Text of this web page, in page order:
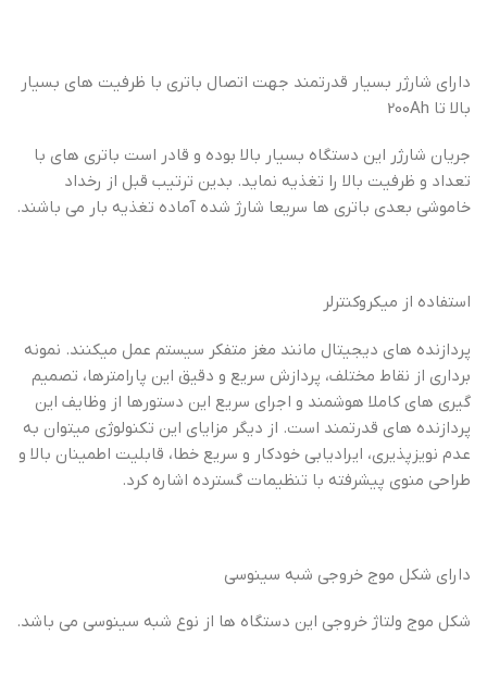
دارای شارژر بسیار قدرتمند جهت اتصال باتری با ظرفیت های بسیار
بالا تا 200Ah
جریان شارژر این دستگاه بسیار بالا بوده و قادر است باتری های با
تعداد و ظرفیت بالا را تغذیه نماید. بدین ترتیب قبل از رخداد
خاموشی بعدی باتری ها سریعا شارژ شده آماده تغذیه بار می باشند.
استفاده از میکروکنترلر
پردازنده های دیجیتال مانند مغز متفکر سیستم عمل میکنند. نمونه
برداری از نقاط مختلف، پردازش سریع و دقیق این پارامترها، تصمیم
گیری های کاملا هوشمند و اجرای سریع این دستورها از وظایف این
پردازنده های قدرتمند است. از دیگر مزایای این تکنولوژی میتوان به
عدم نویزپذیری، ایرادیابی خودکار و سریع خطا، قابلیت اطمینان بالا و
طراحی منوی پیشرفته با تنظیمات گسترده اشاره کرد.
دارای شکل موج خروجی شبه سینوسی
شکل موج ولتاژ خروجی این دستگاه ها از نوع شبه سینوسی می باشد.